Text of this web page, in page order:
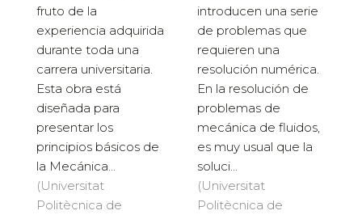
fruto de la
experiencia adquirida
durante toda una
carrera universitaria.
Esta obra está
diseñada para
presentar los
principios básicos de
la Mecánica...
(Universitat
Politècnica de
introducen una serie
de problemas que
requieren una
resolución numérica.
En la resolución de
problemas de
mecánica de fluidos,
es muy usual que la
soluci...
(Universitat
Politècnica de